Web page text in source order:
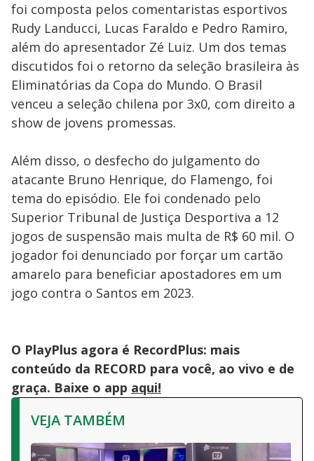
foi composta pelos comentaristas esportivos
Rudy Landucci, Lucas Faraldo e Pedro Ramiro,
além do apresentador Zé Luiz. Um dos temas
discutidos foi o retorno da seleção brasileira às
Eliminatórias da Copa do Mundo. O Brasil
venceu a seleção chilena por 3x0, com direito a
show de jovens promessas.
Além disso, o desfecho do julgamento do
atacante Bruno Henrique, do Flamengo, foi
tema do episódio. Ele foi condenado pelo
Superior Tribunal de Justiça Desportiva a 12
jogos de suspensão mais multa de R$ 60 mil. O
jogador foi denunciado por forçar um cartão
amarelo para beneficiar apostadores em um
jogo contra o Santos em 2023.
O PlayPlus agora é RecordPlus: mais
conteúdo da RECORD para você, ao vivo e de
graça. Baixe o app aqui!
VEJA TAMBÉM